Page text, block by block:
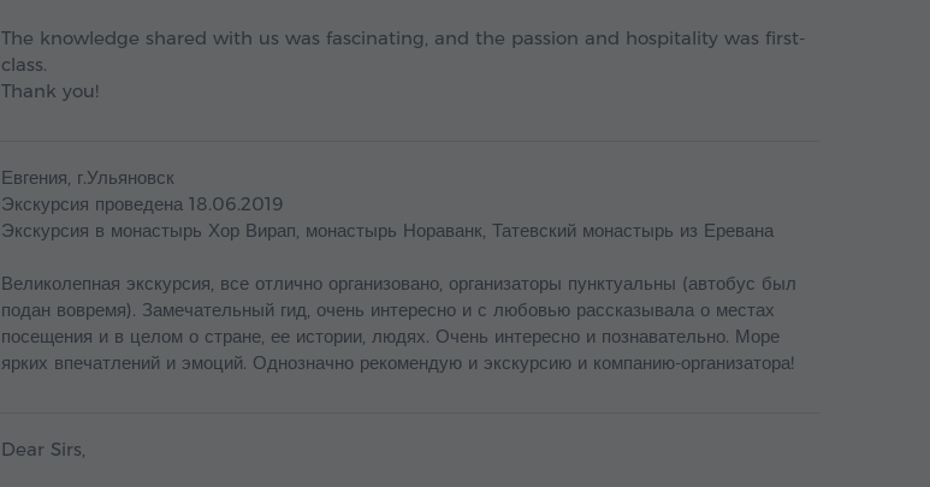
The knowledge shared with us was fascinating, and the passion and hospitality was first-
class.
Thank you!
Евгения, г.Ульяновск
Экскурсия проведена 18.06.2019
Экскурсия в монастырь Хор Вирап, монастырь Нораванк, Татевский монастырь из Еревана
Великолепная экскурсия, все отлично организовано, организаторы пунктуальны (автобус был
подан вовремя). Замечательный гид, очень интересно и с любовью рассказывала о местах
посещения и в целом о стране, ее истории, людях. Очень интересно и познавательно. Море
ярких впечатлений и эмоций. Однозначно рекомендую и экскурсию и компанию-организатора!
Dear Sirs,